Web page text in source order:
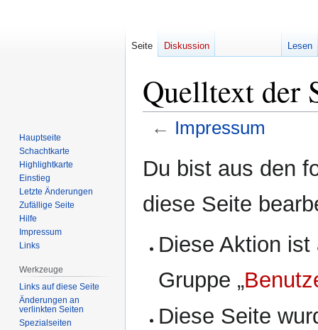
Quelltext der
← Impressum
Navigation
Suche
Du bist aus den
diese Seite
Diese Aktion
Gruppe „
Diese Seite
Seite Diskussion Lesen
Hauptseite
Schachtkarte
Highlightkarte
Einstieg
Letzte Änderungen
Zufällige Seite
Hilfe
Impressum
Links
Werkzeuge
Links auf diese Seite
Änderungen an
verlinkten Seiten
Spezialseiten